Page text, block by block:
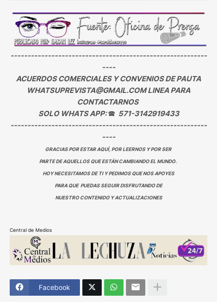
----------------------------------------------------------
----
ACUERDOS COMERCIALES Y CONVENIOS DE PAUTA
WHATSUPREVISTA@GMAIL.COM LINEA PARA
CONTACTARNOS
SOLO WHATS APP:🕿 571-3142919433
----------------------------------------------------------
----
GRACIAS POR ESTAR AQUÍ, POR LEERNOS Y POR SER
PARTE DE AQUELLOS QUE ESTÁN CAMBIANDO EL MUNDO.
HOY NECESITAMOS DE TI Y PEDIMOS QUE NOS APOYES
PARA QUE PUEDAS SEGUIR DISFRUTANDO DE
NUESTRO CONTENIDO Y ACTUALIZACIONES
Central de Medios
Facebook